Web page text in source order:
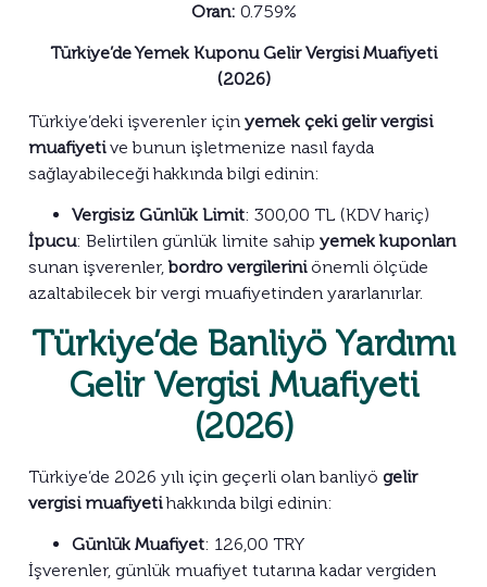
Oran: 0.759%
Türkiye’de Yemek Kuponu Gelir Vergisi Muafiyeti
(2026)
Türkiye’deki işverenler için yemek çeki gelir vergisi
muafiyetive bunun işletmenize nasıl fayda
sağlayabileceği hakkında bilgi edinin:
Vergisiz Günlük Limit: 300,00 TL (KDV hariç)
İpucu: Belirtilen günlük limite sahip yemek kuponları
sunan işverenler,bordro vergileriniönemli ölçüde
azaltabilecek bir vergi muafiyetinden yararlanırlar.
Türkiye’de Banliyö Yardımı
Gelir Vergisi Muafiyeti
(2026)
Türkiye’de 2026 yılı için geçerli olan banliyö gelir
vergisi muafiyetihakkında bilgi edinin:
Günlük Muafiyet: 126,00 TRY
İşverenler, günlük muafiyet tutarına kadar vergiden